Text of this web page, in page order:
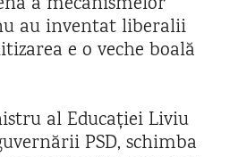
au inventat liberalii
e o veche boală
al Educației Liviu
PSD, schimba